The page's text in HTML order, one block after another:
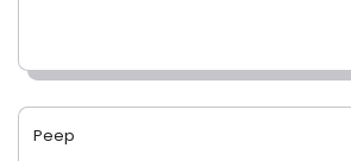
Peep